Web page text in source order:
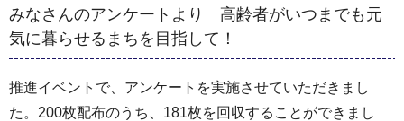
みなさんのアンケートより 高齢者がいつまでも元
気に暮らせるまちを目指して！
推進イベントで、アンケートを実施させていただきまし
た。200枚配布のうち、181枚を回収することができまし